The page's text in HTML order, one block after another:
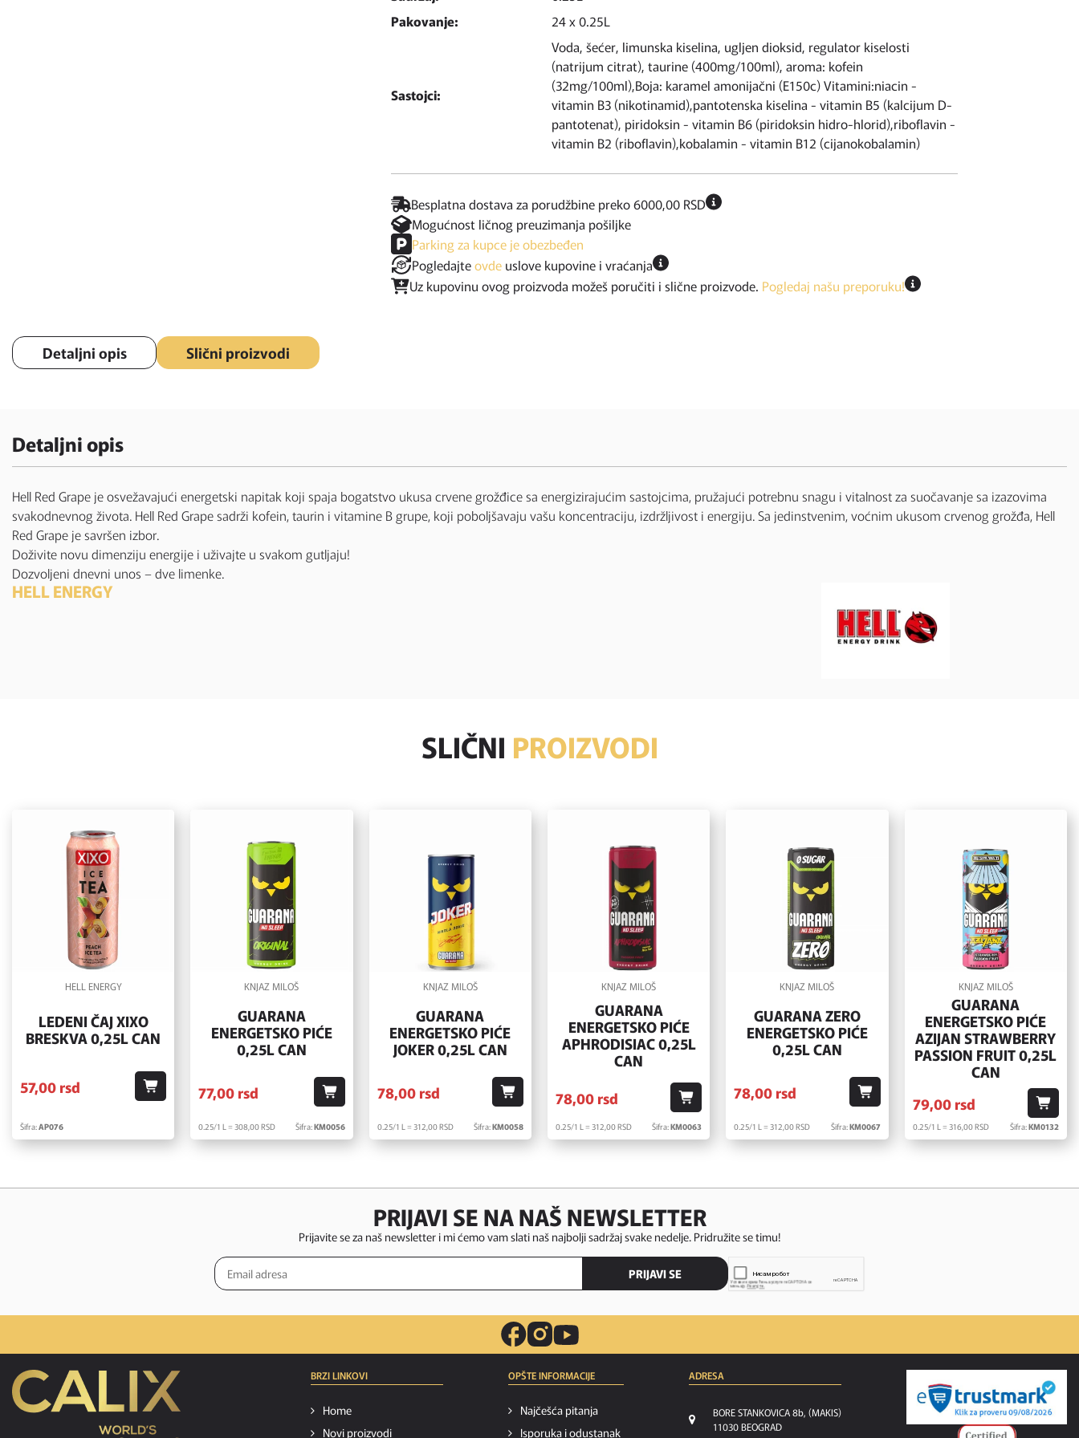
Pakovanje:
24 x 0.25L
Sastojci:
Voda, šećer, limunska kiselina, ugljen dioksid, regulator kiselosti
(natrijum citrat), taurine (400mg/100ml), aroma: kofein
(32mg/100ml),Boja: karamel amonijačni (E150c) Vitamini:niacin -
vitamin B3 (nikotinamid),pantotenska kiselina - vitamin B5 (kalcijum D-
pantotenat), piridoksin - vitamin B6 (piridoksin hidro-hlorid),riboflavin -
vitamin B2 (riboflavin),kobalamin - vitamin B12 (cijanokobalamin)
Besplatna dostava za porudžbine preko 6000,00 RSD
Mogućnost ličnog preuzimanja pošiljke
Parking za kupce je obezbeđen
Pogledajteovdeuslove kupovine i vraćanja
Uz kupovinu ovog proizvoda možeš poručiti i slične proizvode. Pogledaj našu preporuku!
Detaljni opis Slični proizvodi
Detaljni opis
Hell Red Grape je osvežavajući energetski napitak koji spaja bogatstvo ukusa crvene grožđice sa energizirajućim sastojcima, pružajući potrebnu snagu i vitalnost za suočavanje sa izazovima
svakodnevnog života. Hell Red Grape sadrži kofein, taurin i vitamine B grupe, koji poboljšavaju vašu koncentraciju, izdržljivost i energiju. Sa jedinstvenim, voćnim ukusom crvenog grožđa, Hell
Red Grape je savršen izbor.
Doživite novu dimenziju energije i uživajte u svakom gutljaju!
Dozvoljeni dnevni unos – dve limenke.
HELL ENERGY
SLIČNI PROIZVODI
HELL ENERGY
LEDENI ČAJ XIXO
BRESKVA 0,25L CAN
57,00rsd
Šifra:AP076
KNJAZ MILOŠ
GUARANA
ENERGETSKO PIĆE
0,25L CAN
77,00rsd
0.25/1 L = 308,00RSD Šifra:KM0056
KNJAZ MILOŠ
GUARANA
ENERGETSKO PIĆE
JOKER 0,25L CAN
78,00 rsd
0.25/1 L = 312,00RSD Šifra:KM0058
KNJAZ MILOŠ
GUARANA
ENERGETSKO PIĆE
APHRODISIAC 0,25L
CAN
78,00rsd
0.25/1 L = 312,00RSD Šifra:KM0063
KNJAZ MILOŠ
GUARANA ZERO
ENERGETSKO PIĆE
0,25L CAN
78,00rsd
0.25/1 L = 312,00RSD Šifra:KM0067
KNJAZ MILOŠ
GUARANA
ENERGETSKO PIĆE
AZIJAN STRAWBERRY
PASSION FRUIT 0,25L
CAN
79,00 rsd
0.25/1 L = 316,00RSD Šifra:KM0132
PRIJAVI SE NA NAŠ NEWSLETTER
Prijavite se za naš newsletter i mi ćemo vam slati naš najbolji sadržaj svake nedelje. Pridružite se timu!
PRIJAVI SE
BRZI LINKOVI
Home
Novi proizvodi
OPŠTE INFORMACIJE
Najčešća pitanja
Isporuka i odustanak
ADRESA
BORE STANKOVICA 8b, (MAKIS)
11030 BEOGRAD